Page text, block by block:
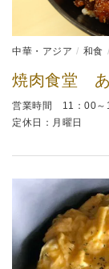
中華・アジア 和食
焼肉食堂 あ
営業時間 11：00～
定休日：月曜日